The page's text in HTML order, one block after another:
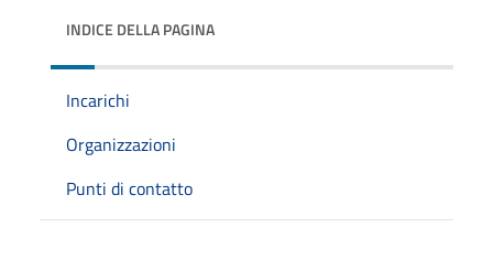
INDICE DELLA PAGINA
Incarichi
Organizzazioni
Punti di contatto